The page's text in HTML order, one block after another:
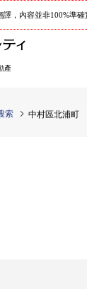
，內容並非100%準確
產
索 中村區北浦町